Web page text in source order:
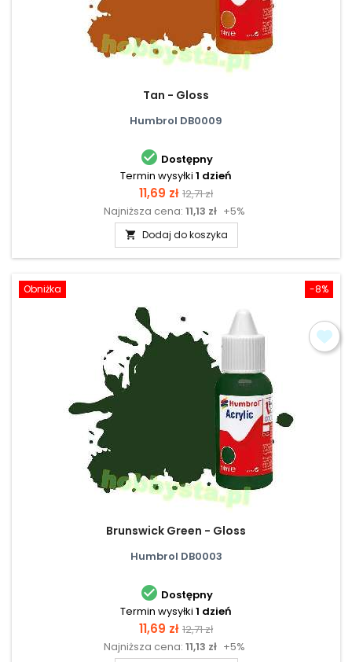
Tan - Gloss
Humbrol DB0009
 Dostępny
Termin wysyłki 1 dzień
Cena
11,69 zł Cena
podstawowa
12,71 zł
Najniższa cena: 11,13 zł +5%
 Dodaj do koszyka
-8%
Obniżka
Brunswick Green - Gloss
Humbrol DB0003
 Dostępny
Termin wysyłki 1 dzień
Cena
11,69 zł Cena
podstawowa
12,71 zł
Najniższa cena: 11,13 zł +5%